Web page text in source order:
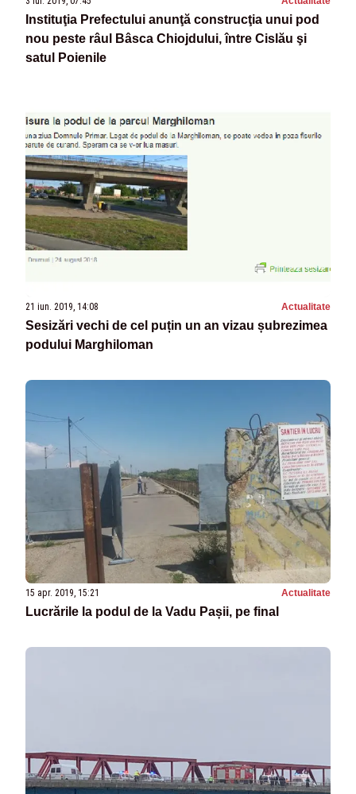
Instituţia Prefectului anunţă construcţia unui pod
nou peste râul Bâsca Chiojdului, între Cislău şi
satul Poienile
21 iun. 2019, 14:08 Actualitate
Sesizări vechi de cel puțin un an vizau șubrezimea
podului Marghiloman
15 apr. 2019, 15:21 Actualitate
Lucrările la podul de la Vadu Pașii, pe final